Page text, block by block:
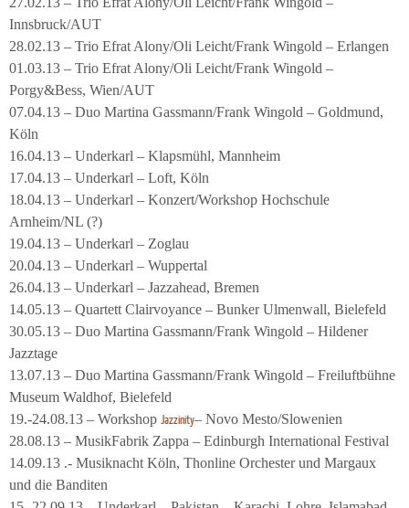
Innsbruck/AUT
28.02.13 – Trio Efrat Alony/Oli Leicht/Frank Wingold – Erlangen
01.03.13 – Trio Efrat Alony/Oli Leicht/Frank Wingold –
Porgy&Bess, Wien/AUT
07.04.13 – Duo Martina Gassmann/Frank Wingold – Goldmund,
Köln
16.04.13 – Underkarl – Klapsmühl, Mannheim
17.04.13 – Underkarl – Loft, Köln
18.04.13 – Underkarl – Konzert/Workshop Hochschule
Arnheim/NL (?)
19.04.13 – Underkarl – Zoglau
20.04.13 – Underkarl – Wuppertal
26.04.13 – Underkarl – Jazzahead, Bremen
14.05.13 – Quartett Clairvoyance – Bunker Ulmenwall, Bielefeld
30.05.13 – Duo Martina Gassmann/Frank Wingold – Hildener
Jazztage
13.07.13 – Duo Martina Gassmann/Frank Wingold – Freiluftbühne
Museum Waldhof, Bielefeld
19.-24.08.13 – Workshop Jazzinity– Novo Mesto/Slowenien
28.08.13 – MusikFabrik Zappa – Edinburgh International Festival
14.09.13 .- Musiknacht Köln, Thonline Orchester und Margaux
und die Banditen